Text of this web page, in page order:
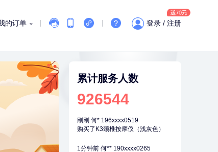
的订单 登录 / 注册
累计服务人数
926544
成功预约了女性防癌筛查套餐
成功预约了女性防癌筛查套餐
购买了K3颈椎按摩仪（浅灰色）
刚刚 何* 196xxxx0519
1分钟前 何** 190xxxx0265